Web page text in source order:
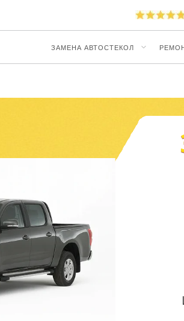
ЗАМЕНА АВТОСТЕКОЛ